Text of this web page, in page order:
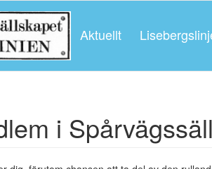
Aktuellt
i